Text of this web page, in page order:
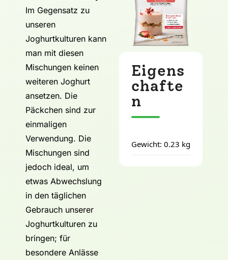
Im Gegensatz zu
unseren
Joghurtkulturen kann
man mit diesen
Mischungen keinen
weiteren Joghurt
ansetzen. Die
Päckchen sind zur
einmaligen
Verwendung. Die
Mischungen sind
jedoch ideal, um
etwas Abwechslung
in den täglichen
Gebrauch unserer
Joghurtkulturen zu
bringen; für
besondere Anlässe
Eigens
chafte
n
Gewicht: 0.23 kg